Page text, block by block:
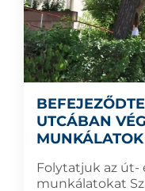
UTCÁBAN
MUNKÁLATOK
Folytatjuk az út-
munkálatokat